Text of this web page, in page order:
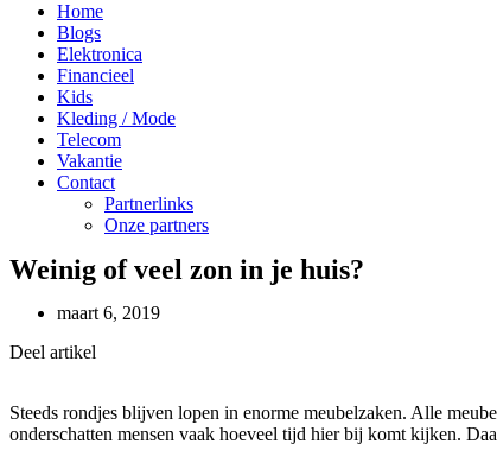
Home
Blogs
Elektronica
Financieel
Kids
Kleding / Mode
Telecom
Vakantie
Contact
Partnerlinks
Onze partners
Weinig of veel zon in je huis?
maart 6, 2019
Deel artikel
Steeds rondjes blijven lopen in enorme meubelzaken. Alle
onderschatten mensen vaak hoeveel tijd hier bij komt kijken.